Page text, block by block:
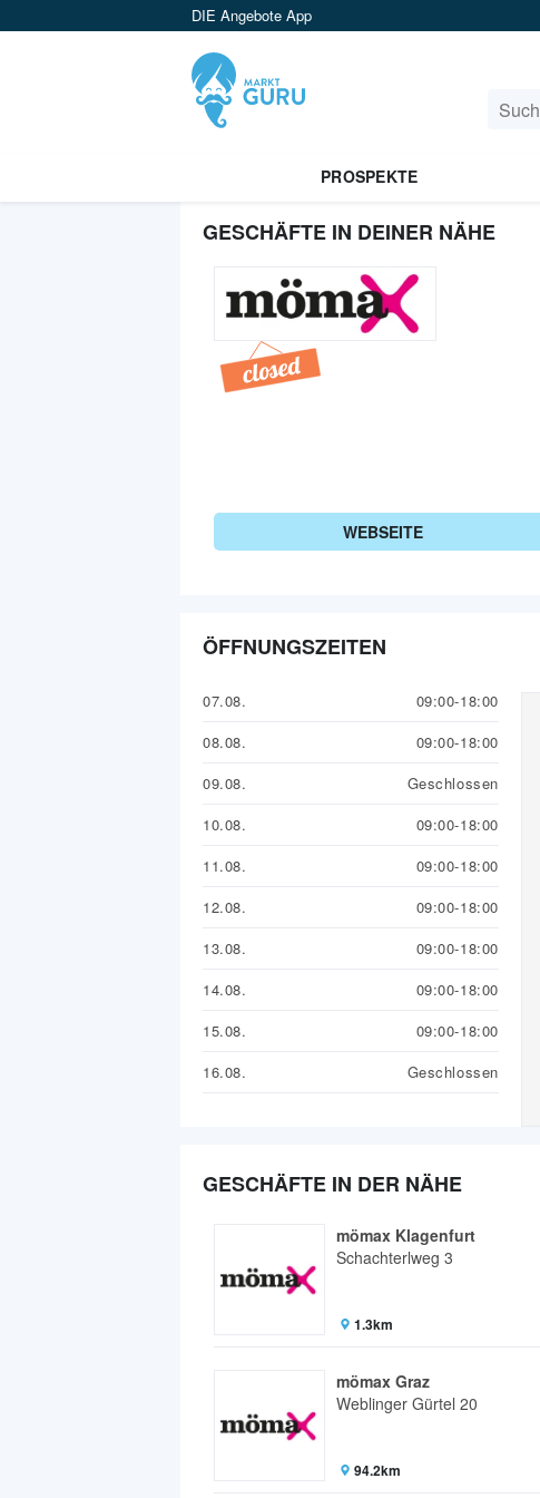
DIE Angebote App
PROSPEKTE
GESCHÄFTE IN DEINER NÄHE
WEBSEITE
ÖFFNUNGSZEITEN
07.08.
09:00-18:00
08.08.
09:00-18:00
09.08.
Geschlossen
10.08.
09:00-18:00
11.08.
09:00-18:00
12.08.
09:00-18:00
13.08.
09:00-18:00
14.08.
09:00-18:00
15.08.
09:00-18:00
16.08.
Geschlossen
GESCHÄFTE IN DER NÄHE
mömax Klagenfurt
Schachterlweg 3
1.3km
mömax Graz
Weblinger Gürtel 20
94.2km